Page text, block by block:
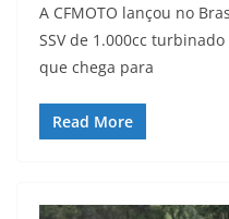
A CFMOTO lançou no
SSV de 1.000cc
que chega para
Read More